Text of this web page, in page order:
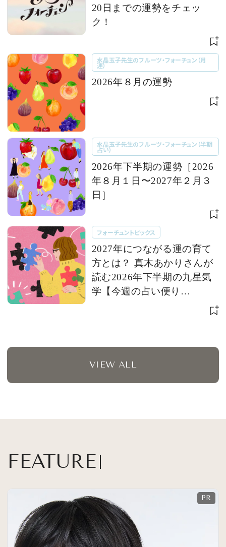
20日までの運勢をチェッ
ク！
水晶玉子先生のフルーツ・フォーチュン（月
運）
2026年８月の運勢
水晶玉子先生のフルーツ・フォーチュン（半期
占い）
2026年下半期の運勢［2026
年８月１日〜2027年２月３
日］
フォーチュントピックス
2027年につながる運の育て
方とは？ 真木あかりさんが
読む2026年下半期の九星気
学【今週の占い便り
VIEW ALL
FEATURE